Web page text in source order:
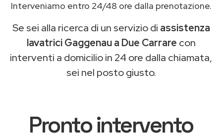
Interveniamo entro 24/48 ore dalla prenotazione.
Se sei alla ricerca di un servizio di assistenza
lavatrici Gaggenau a Due Carrare con
interventi a domicilio in 24 ore dalla chiamata,
sei nel posto giusto.
Pronto intervento